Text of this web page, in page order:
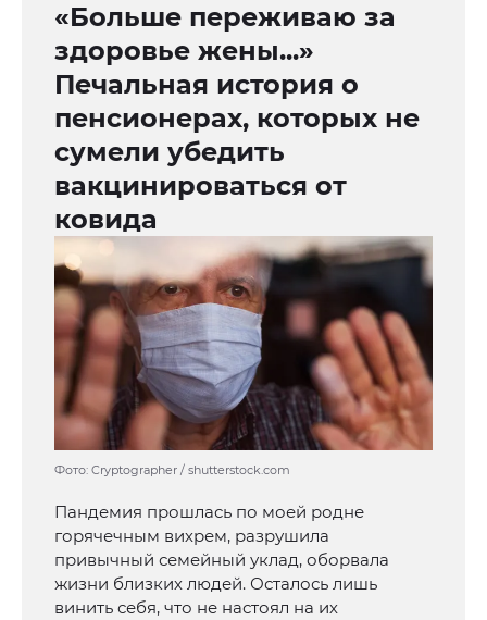
«Больше переживаю за
здоровье жены...»
Печальная история о
пенсионерах, которых не
сумели убедить
вакцинироваться от
ковида
Фото: Cryptographer / shutterstock.com
Пандемия прошлась по моей родне
горячечным вихрем, разрушила
привычный семейный уклад, оборвала
жизни близких людей. Осталось лишь
винить себя, что не настоял на их